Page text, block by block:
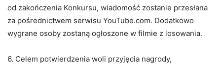
od zakończenia Konkursu, wiadomość zostanie przesłana
za pośrednictwem serwisu YouTube.com. Dodatkowo
wygrane osoby zostaną ogłoszone w filmie z losowania.
6. Celem potwierdzenia woli przyjęcia nagrody,